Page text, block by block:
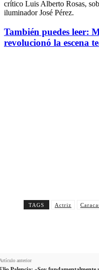
crítico Luis Alberto Rosas,
iluminador José Pérez.
También puedes leer:
revolucionó la escena
TAGS Actriz
anterior